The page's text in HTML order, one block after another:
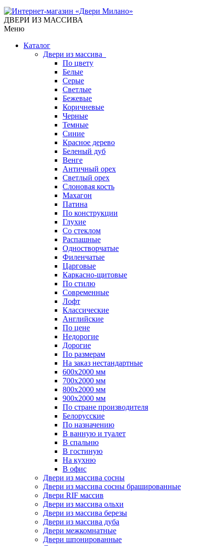
ДВЕРИ ИЗ МАССИВА
Меню
Каталог
Двери из массива
По цвету
Белые
Серые
Светлые
Бежевые
Коричневые
Черные
Темные
Синие
Красное дерево
Беленый дуб
Венге
Античный орех
Светлый орех
Слоновая кость
Махагон
Патина
По конструкции
Глухие
Со стеклом
Распашные
Одностворчатые
Филенчатые
Царговые
Каркасно-щитовые
По стилю
Современные
Лофт
Классические
Английские
По цене
Недорогие
Дорогие
По размерам
На заказ нестандартные
600х2000 мм
700х2000 мм
800х2000 мм
900х2000 мм
По стране производителя
Белорусские
По назначению
В ванную и туалет
В спальню
В гостиную
На кухню
В офис
Двери из массива сосны
Двери из массива сосны брашированные
Двери RIF массив
Двери из массива ольхи
Двери из массива березы
Двери из массива дуба
Двери межкомнатные
Двери шпонированные